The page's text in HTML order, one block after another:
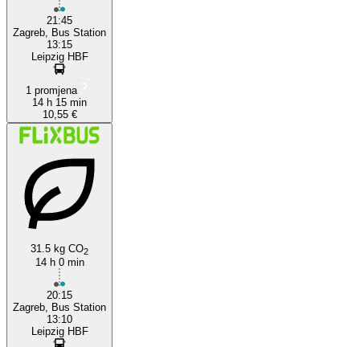
21:45
Zagreb, Bus Station
13:15
Leipzig HBF
1 promjena
14 h 15 min
10,55 €
31.5 kg CO2
14 h 0 min
20:15
Zagreb, Bus Station
13:10
Leipzig HBF